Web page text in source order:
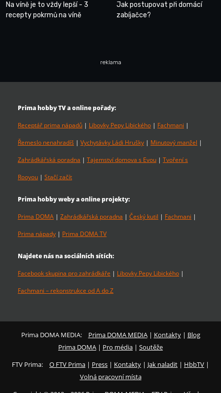
Na víně je to vždy lepší - 3
recepty pokrmů na víně
Jak postupovat při domácí
zabíjačce?
reklama
Prima hobby TV a online pořady:
Receptář prima nápadů | Libovky Pepy Libického | Fachmani |
Řemeslo nenahradíš | Vychytávky Ládi Hrušky | Minutový manžel |
Zahrádkářská poradna | Tajemství domova s Evou | Tvoření s
Rooyou | Stačí začít
Prima hobby weby a online projekty:
Prima DOMA | Zahrádkářská poradna | Český kutil | Fachmani |
Prima nápady | Prima DOMA TV
Najdete nás na sociálních sítích:
Facebook skupina pro zahrádkáře | Libovky Pepy Libického |
Fachmani – rekonstrukce od A do Z
Prima DOMA MEDIA: Prima DOMA MEDIA| Kontakty| Blog
Prima DOMA | Pro média | Soutěže
FTV Prima:
O FTV Prima | Press | Kontakty | Jak naladit | HbbTV |
Volná pracovní místa